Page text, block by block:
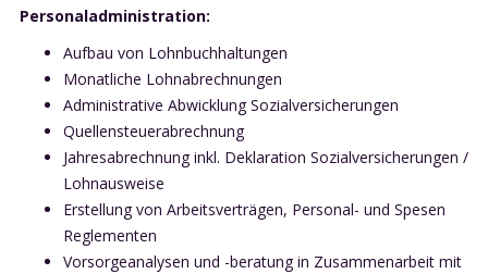
Personaladministration:
Aufbau von Lohnbuchhaltungen
Monatliche Lohnabrechnungen
Administrative Abwicklung Sozialversicherungen
Quellensteuerabrechnung
Jahresabrechnung inkl. Deklaration Sozialversicherungen /
Lohnausweise
Erstellung von Arbeitsverträgen, Personal- und Spesen
Reglementen
Vorsorgeanalysen und -beratung in Zusammenarbeit mit